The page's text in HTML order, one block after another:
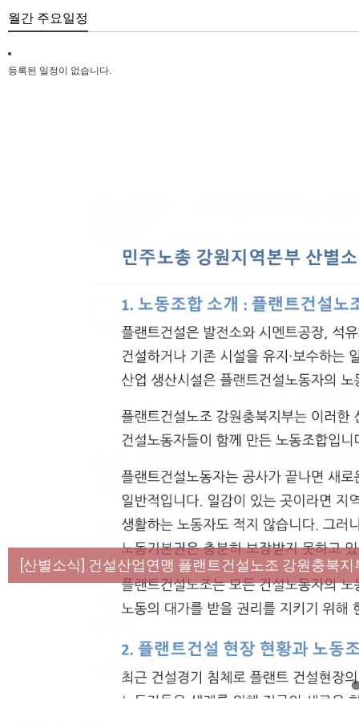
월간 주요일정
등록된 일정이 없습니다.
[성명] 막을 수 있었던 죽음, HL만도가 책임져라 : 청
[산별소식] 건설산업연맹 플랜트건설노조 강원충북지
[강릉,속초,원주,춘천] 폭염감시단 사업 이모저모
[조합원☆인터뷰] 서비스연맹 전국학교비정규직노동
[본부소식] 강원지역 노동자 합창단 모임